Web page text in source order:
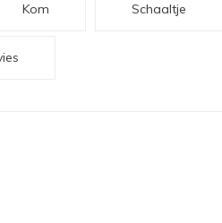
Kom Schaaltje